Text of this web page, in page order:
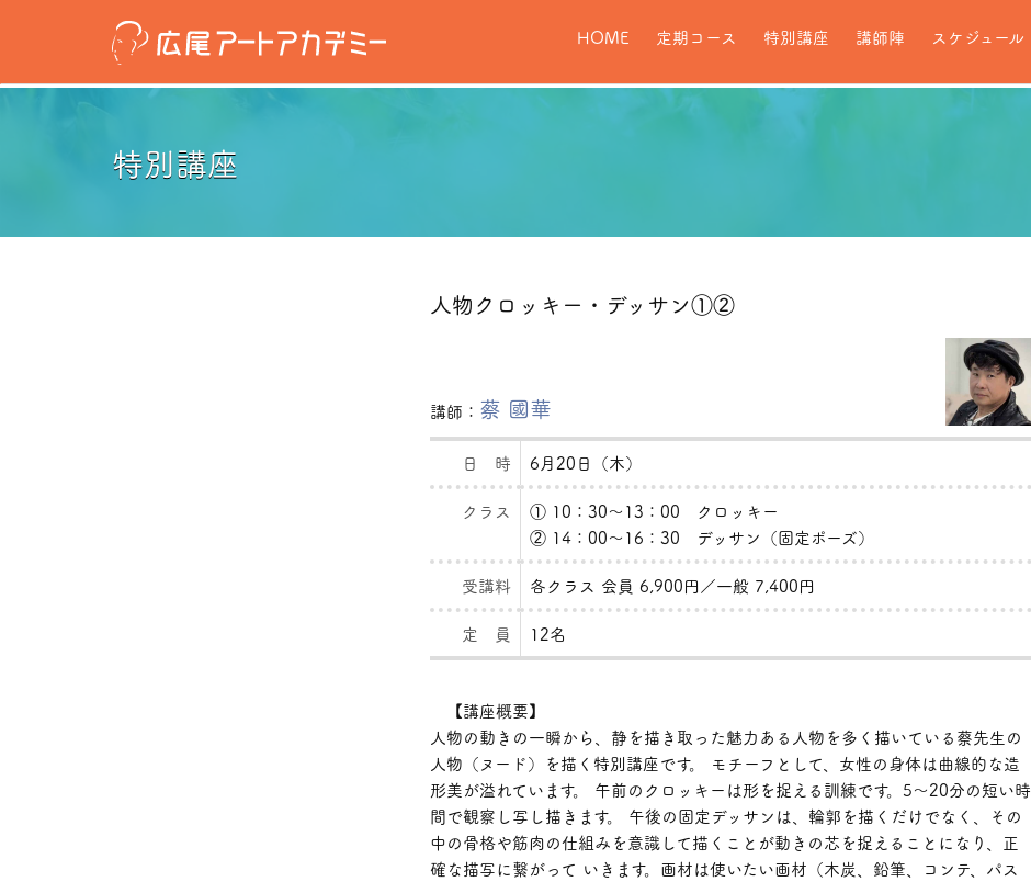
HOME 定期コース 特別講座 講師陣 スケジュール
特別講座
人物クロッキー・デッサン①②
講師： 蔡 國華
日 時 6月20日（木）
クラス
① 10：30～13：00 クロッキー
② 14：00～16：30 デッサン（固定ポーズ）
受講料 各クラス 会員 6,900円／一般 7,400円
定 員 12名
【講座概要】
人物の動きの一瞬から、静を描き取った魅力ある人物を多く描いている蔡先生の
人物（ヌード）を描く特別講座です。 モチーフとして、女性の身体は曲線的な造
形美が溢れています。 午前のクロッキーは形を捉える訓練です。5～20分の短い時
間で観察し写し描きます。 午後の固定デッサンは、輪郭を描くだけでなく、その
中の骨格や筋肉の仕組みを意識して描くことが動きの芯を捉えることになり、正
確な描写に繋がって いきます。画材は使いたい画材（木炭、鉛筆、コンテ、パス